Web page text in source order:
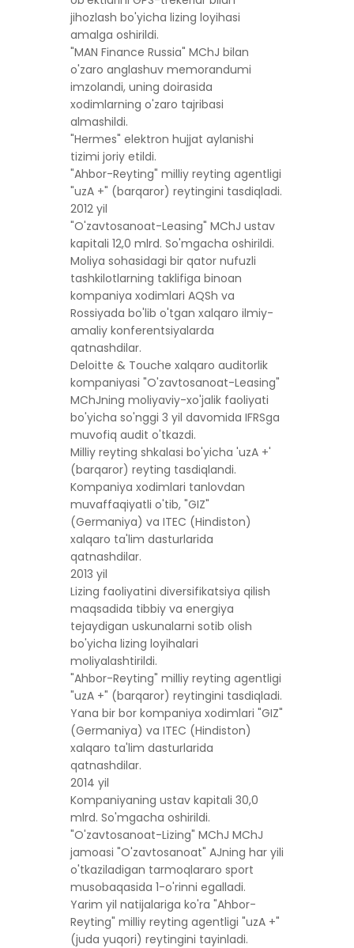
jihozlash bo'yicha lizing loyihasi
amalga oshirildi.
"MAN Finance Russia" MChJ bilan
o'zaro anglashuv memorandumi
imzolandi, uning doirasida
xodimlarning o'zaro tajribasi
almashildi.
"Hermes" elektron hujjat aylanishi
tizimi joriy etildi.
"Ahbor-Reyting" milliy reyting agentligi
"uzA +" (barqaror) reytingini tasdiqladi.
2012 yil
"O'zavtosanoat-Leasing" MChJ ustav
kapitali 12,0 mlrd. So'mgacha oshirildi.
Moliya sohasidagi bir qator nufuzli
tashkilotlarning taklifiga binoan
kompaniya xodimlari AQSh va
Rossiyada bo'lib o'tgan xalqaro ilmiy-
amaliy konferentsiyalarda
qatnashdilar.
Deloitte & Touche xalqaro auditorlik
kompaniyasi "O'zavtosanoat-Leasing"
MChJning moliyaviy-xo'jalik faoliyati
bo'yicha so'nggi 3 yil davomida IFRSga
muvofiq audit o'tkazdi.
Milliy reyting shkalasi bo'yicha 'uzA +'
(barqaror) reyting tasdiqlandi.
Kompaniya xodimlari tanlovdan
muvaffaqiyatli o'tib, "GIZ"
(Germaniya) va ITEC (Hindiston)
xalqaro ta'lim dasturlarida
qatnashdilar.
2013 yil
Lizing faoliyatini diversifikatsiya qilish
maqsadida tibbiy va energiya
tejaydigan uskunalarni sotib olish
bo'yicha lizing loyihalari
moliyalashtirildi.
"Ahbor-Reyting" milliy reyting agentligi
"uzA +" (barqaror) reytingini tasdiqladi.
Yana bir bor kompaniya xodimlari "GIZ"
(Germaniya) va ITEC (Hindiston)
xalqaro ta'lim dasturlarida
qatnashdilar.
2014 yil
Kompaniyaning ustav kapitali 30,0
mlrd. So'mgacha oshirildi.
"O'zavtosanoat-Lizing" MChJ MChJ
jamoasi "O'zavtosanoat" AJning har yili
o'tkaziladigan tarmoqlararo sport
musobaqasida 1-o'rinni egalladi.
Yarim yil natijalariga ko'ra "Ahbor-
Reyting" milliy reyting agentligi "uzA +"
(juda yuqori) reytingini tayinladi.